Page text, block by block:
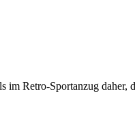
Retro-Sportanzug daher,